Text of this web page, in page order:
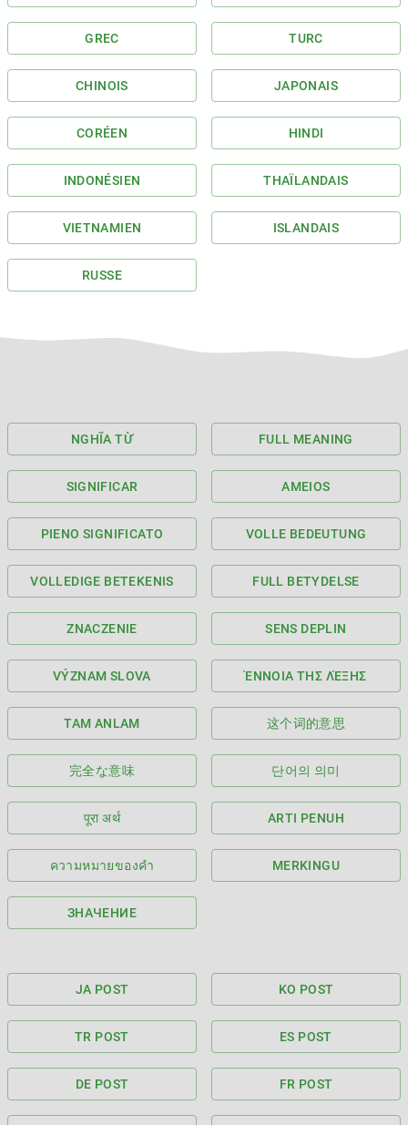
GREC TURC
CHINOIS JAPONAIS
CORÉEN HINDI
INDONÉSIEN THAÏLANDAIS
VIETNAMIEN ISLANDAIS
RUSSE
NGHĨA TỪ FULL MEANING
SIGNIFICAR AMEIOS
PIENO SIGNIFICATO VOLLE BEDEUTUNG
VOLLEDIGE BETEKENIS FULL BETYDELSE
ZNACZENIE SENS DEPLIN
VÝZNAM SLOVA ΈΝΝΟΙΑ ΤΗΣ ΛΈΞΗΣ
TAM ANLAM 这个词的意思
完全な意味 단어의 의미
पूरा अर्थ ARTI PENUH
ความหมายของคำ MERKINGU
ЗНАЧЕНИЕ
JA POST KO POST
TR POST ES POST
DE POST FR POST